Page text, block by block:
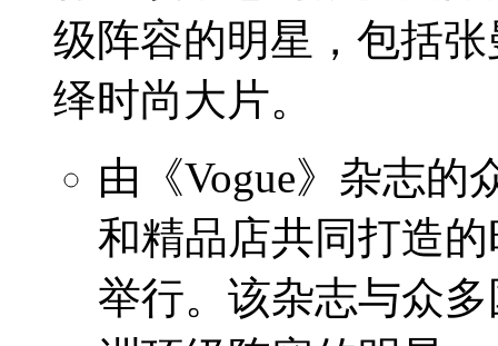
级阵容的明星，包括
绎时尚大片。
由《Vogue》杂志的
和精品店共同打造
举行。该杂志与众